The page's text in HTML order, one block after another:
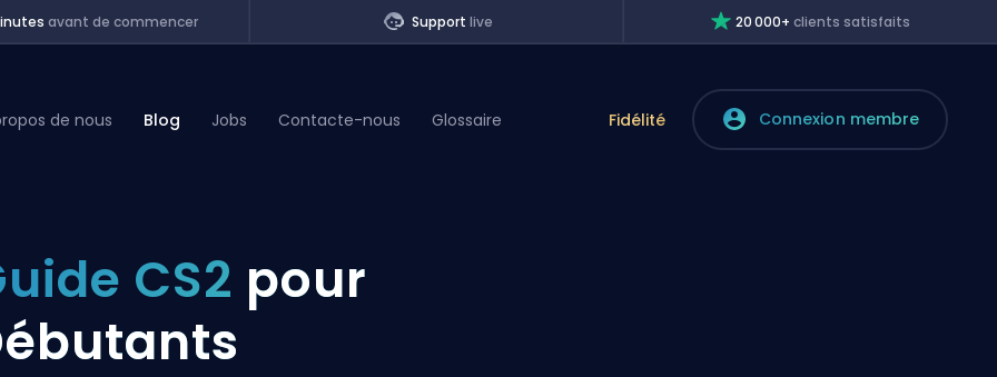
avant de commencer Support live 20 000+clients satisfaits
de nous Blog Jobs Contacte-nous Glossaire Fidélité Connexion membre
CS2 pour